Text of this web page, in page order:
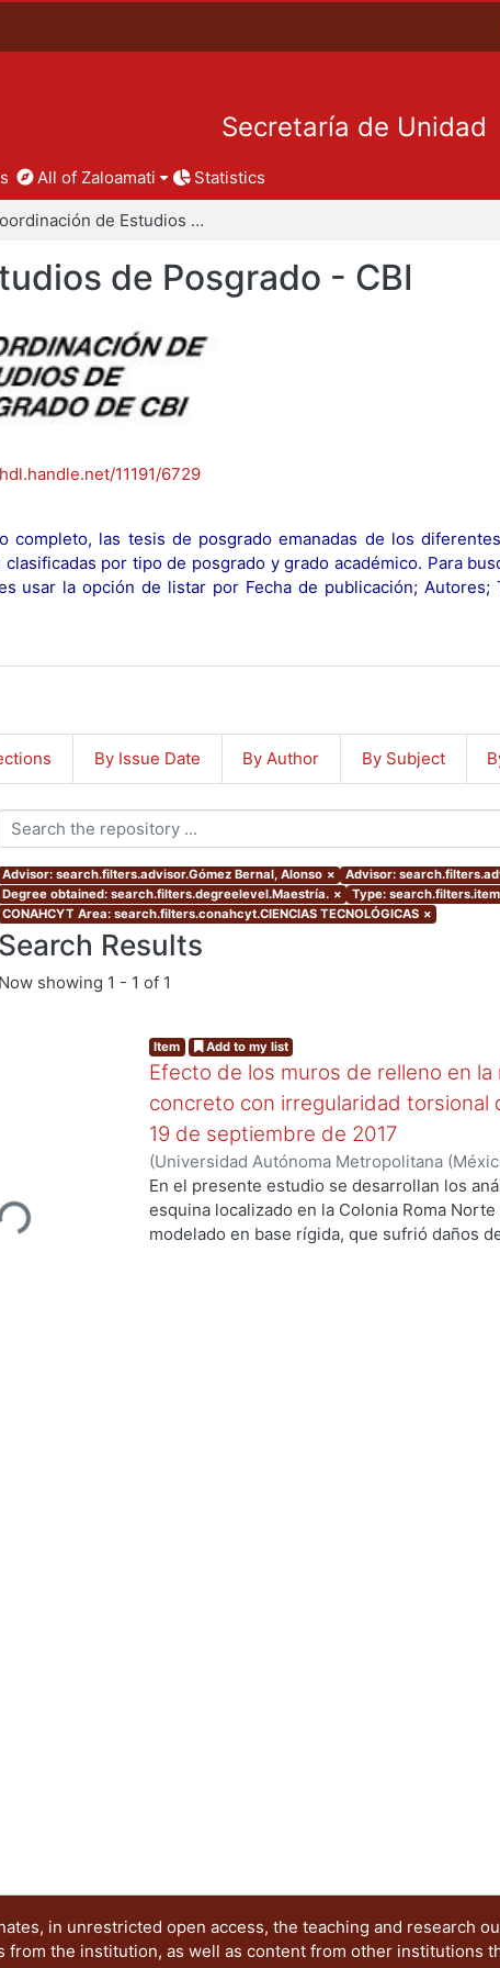
Secretaría de Unidad
All of Zaloamati Statistics
Coordinación de Estudios de Posgrado - CBI
de Posgrado - CBI
11191/6729
completo, las tesis de posgrado emanadas de los
por tipo de posgrado y grado académico. Para
usar la opción de listar por Fecha de publicación;
By Issue Date By Author By Subject
Advisor: search.filters.advisor.Gómez Bernal, Alonso × Advisor:
Degree obtained: search.filters.degreelevel.Maestría. × Type:
CONAHCYT Area: search.filters.conahcyt.CIENCIAS TECNOLÓGICAS ×
Search Results
Now showing 1 - 1 of 1
Item Add to my list
Efecto de los muros de relleno en
concreto con irregularidad torsional
19 de septiembre de 2017
(Universidad Autónoma Metropolitana
de Servicios de Información.,2020-06-01 )
En el presente estudio se desarrollan los
esquina localizado en la Colonia Roma
modelado en base rígida, que sufrió daños
in unrestricted open access, the teaching and research
from the institution, as well as content from other institutions